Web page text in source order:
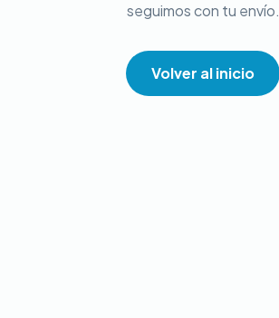
seguimos con tu envío.
Volver al inicio